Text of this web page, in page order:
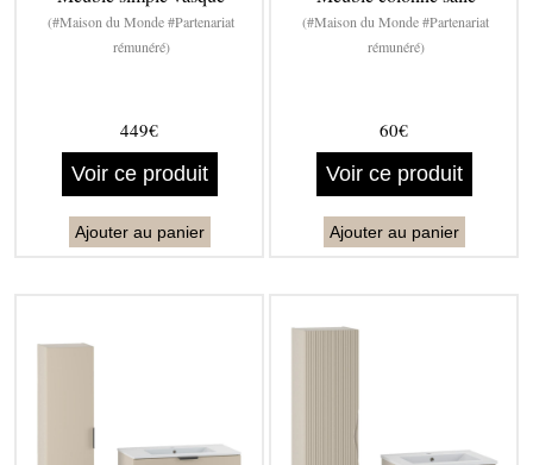
(#Maison du Monde #Partenariat
rémunéré)
449€
Voir ce produit
Ajouter au panier
(#Maison du Monde #Partenariat
rémunéré)
60€
Voir ce produit
Ajouter au panier